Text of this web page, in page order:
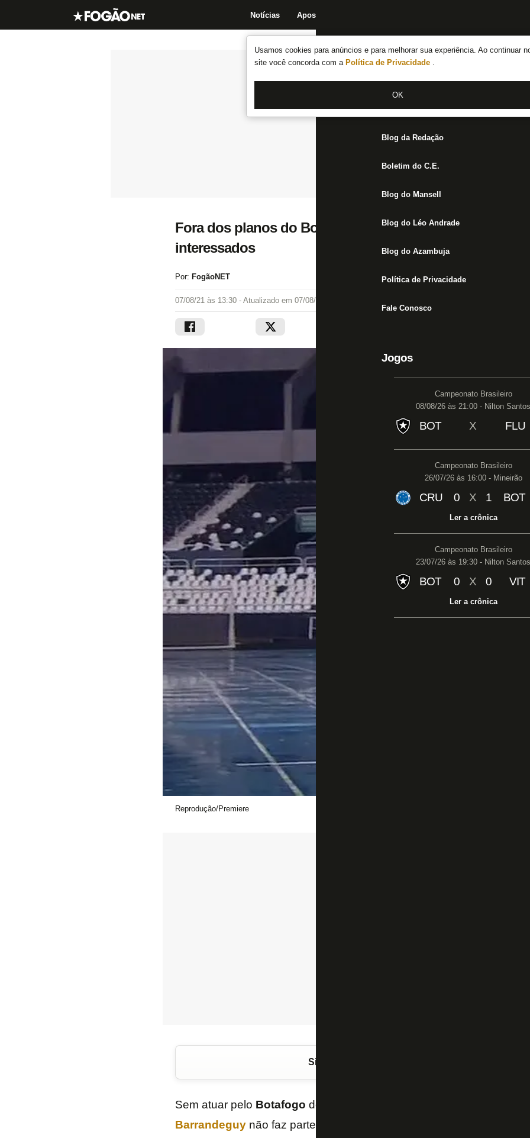
Usamos cookies para anúncios e para melhorar sua experiência. Ao continuar
site você concorda com a Política de Privacidade .
OK
Notícias Apostas
Notícias do Botafogo
Fórum
Jogos
Blog da Redação
Boletim do C.E.
Blog do Mansell
Blog do Léo Andrade
Blog do Azambuja
Política de Privacidade
Fale Conosco
Jogos
Campeonato Brasileiro
08/08/26 às 21:00 - Nilton Santos
BOT X FLU
Campeonato Brasileiro
26/07/26 às 16:00 - Mineirão
CRU 0 X 1 BOT
Ler a crônica
Campeonato Brasileiro
23/07/26 às 19:30 - Nilton Santos
BOT 0 X 0 VIT
Ler a crônica
Fora dos planos do Botafogo, Barrandeguy tem dois
interessados
Por: FogãoNET
07/08/21 às 13:30 - Atualizado em 07/08/21 às 14:29
Reprodução/Premiere
Siga o FogãoNET
Sem atuar pelo Botafogo desde a temporada passada e apenas
Barrandeguynão faz parte dos planos. De acordo com o site